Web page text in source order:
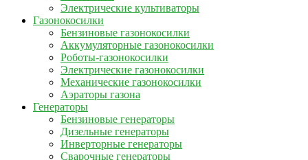
Электрические культиваторы
Газонокосилки
Бензиновые газонокосилки
Аккумуляторные газонокосилки
Роботы-газонокосилки
Электрические газонокосилки
Механические газонокосилки
Аэраторы газона
Генераторы
Бензиновые генераторы
Дизельные генераторы
Инверторные генераторы
Сварочные генераторы